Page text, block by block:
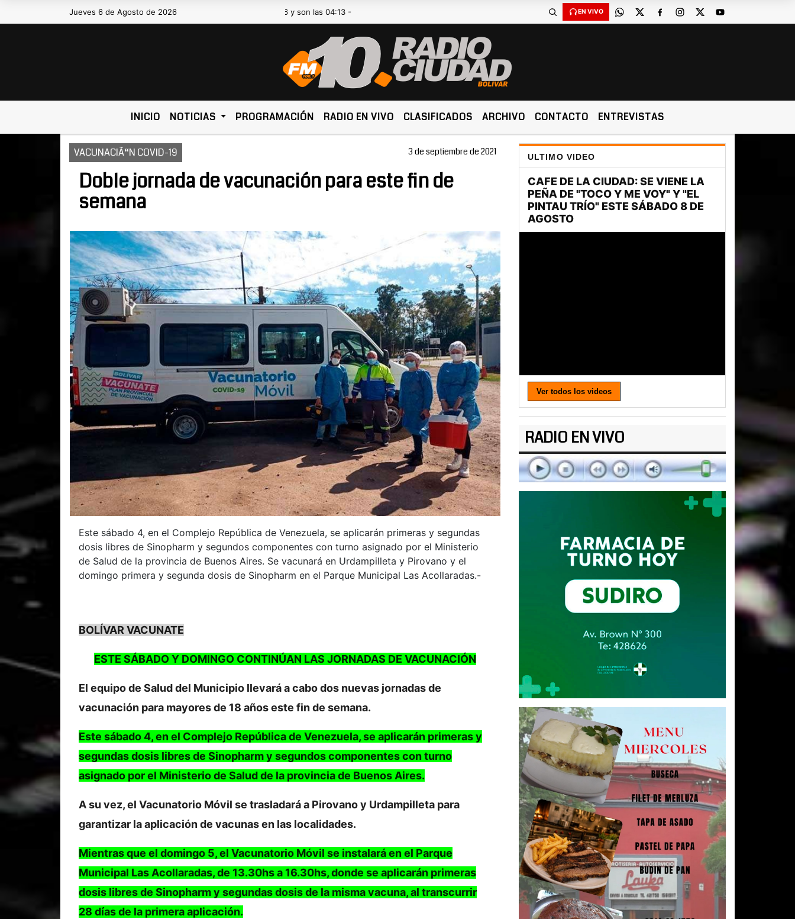
Jueves 6 de Agosto de 2026
Hoy es Jueves 6 de Agosto de 2026 y son las 04:13 - EN VIVO
INICIO NOTICIAS PROGRAMACIÓN RADIO EN VIVO CLASIFICADOS ARCHIVO CONTACTO ENTREVISTAS
VACUNACIÃ“N COVID-19 3 de septiembre de 2021
Doble jornada de vacunación para este fin de
semana
Este sábado 4, en el Complejo República de Venezuela, se aplicarán primeras y segundas
dosis libres de Sinopharm y segundos componentes con turno asignado por el Ministerio
de Salud de la provincia de Buenos Aires. Se vacunará en Urdampilleta y Pirovano y el
domingo primera y segunda dosis de Sinopharm en el Parque Municipal Las Acollaradas.-
BOLÍVAR VACUNATE
ESTE SÁBADO Y DOMINGO CONTINÚAN LAS JORNADAS DE VACUNACIÓN
El equipo de Salud del Municipio llevará a cabo dos nuevas jornadas de
vacunación para mayores de 18 años este fin de semana.
Este sábado 4, en el Complejo República de Venezuela, se aplicarán primeras y
segundas dosis libres de Sinopharm y segundos componentes con turno
asignado por el Ministerio de Salud de la provincia de Buenos Aires.
A su vez, el Vacunatorio Móvil se trasladará a Pirovano y Urdampilleta para
garantizar la aplicación de vacunas en las localidades.
Mientras que el domingo 5, el Vacunatorio Móvil se instalará en el Parque
Municipal Las Acollaradas, de 13.30hs a 16.30hs, donde se aplicarán primeras
dosis libres de Sinopharm y segundas dosis de la misma vacuna, al transcurrir
28 días de la primera aplicación.
ULTIMO VIDEO
Ver todos los videos
RADIO EN VIVO